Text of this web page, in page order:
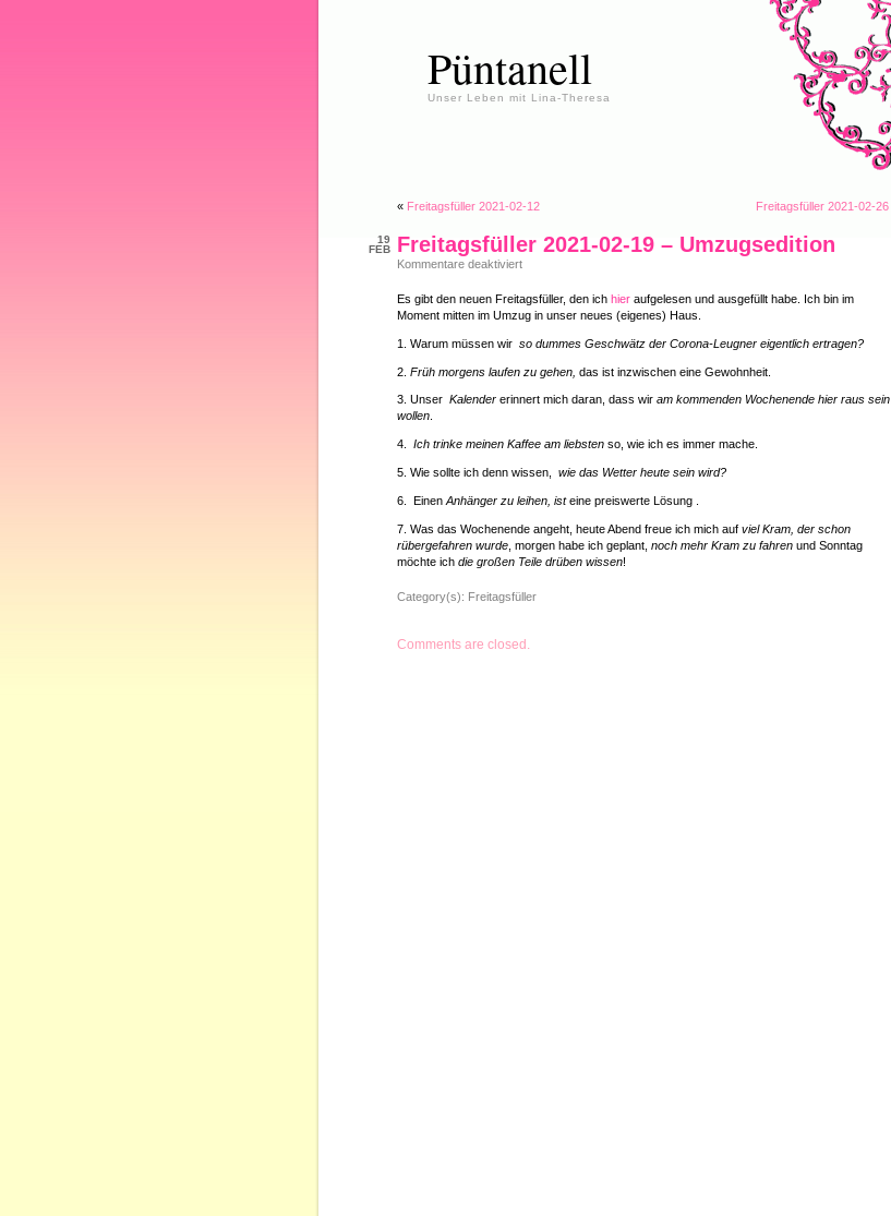
Püntanell
Unser Leben mit Lina-Theresa
« Freitagsfüller 2021-02-12 Freitagsfüller 2021-02-26
19
FEB
Freitagsfüller 2021-02-19 – Umzugsedition
Kommentare deaktiviertfür
02-
19
Umzugsedition
Es gibt den neuen Freitagsfüller, den ich hier aufgelesen und ausgefüllt habe. Ich bin im
Moment mitten im Umzug in unser neues (eigenes) Haus.
1. Warum müssen wir so dummes Geschwätz der Corona-Leugner eigentlich ertragen?
2. Früh morgens laufen zu gehen, das ist inzwischen eine Gewohnheit.
3. Unser Kalender erinnert mich daran, dass wir am kommenden Wochenende hier raus sein
wollen
4. Ich trinke meinen Kaffee am liebsten so, wie ich es immer mache.
5. Wie sollte ich denn wissen, wie das Wetter heute sein wird?
6. Einen Anhänger zu leihen, isteine preiswerte Lösung .
7. Was das Wochenende angeht, heute Abend freue ich mich auf viel Kram, der schon
rübergefahren wurde , morgen habe ich geplant, noch mehr Kram zu fahren und Sonntag
möchte ich die großen Teile drüben wissen!
Category(s): Freitagsfüller
Comments are closed.